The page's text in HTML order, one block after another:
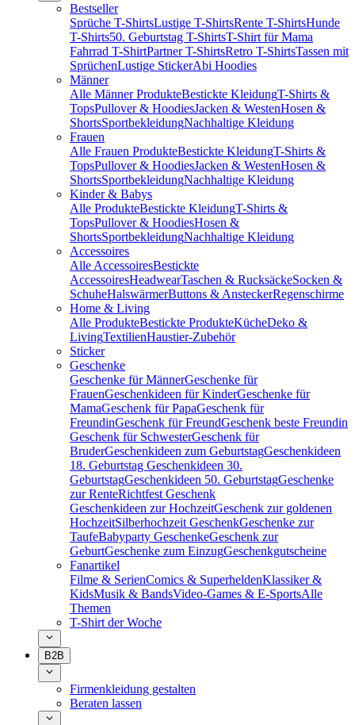
Bestseller
Sprüche T-ShirtsLustige T-ShirtsRente T-ShirtsHunde
T-Shirts50. Geburtstag T-ShirtsT-Shirt für Mama
Fahrrad T-ShirtPartner T-ShirtsRetro T-ShirtsTassen mit
SprüchenLustige StickerAbi Hoodies
Männer
Alle Männer ProdukteBestickte KleidungT-Shirts &
TopsPullover & HoodiesJacken & WestenHosen &
ShortsSportbekleidungNachhaltige Kleidung
Frauen
Alle Frauen ProdukteBestickte KleidungT-Shirts &
TopsPullover & HoodiesJacken & WestenHosen &
ShortsSportbekleidungNachhaltige Kleidung
Kinder & Babys
Alle ProdukteBestickte KleidungT-Shirts &
TopsPullover & HoodiesHosen &
ShortsSportbekleidungNachhaltige Kleidung
Accessoires
Alle AccessoiresBestickte
AccessoiresHeadwearTaschen & RucksäckeSocken &
SchuheHalswärmerButtons & AnsteckerRegenschirme
Home & Living
Alle ProdukteBestickte ProdukteKücheDeko &
LivingTextilienHaustier-Zubehör
Sticker
Geschenke
Geschenke für MännerGeschenke für
FrauenGeschenkideen für KinderGeschenke für
MamaGeschenk für PapaGeschenk für
FreundinGeschenk für FreundGeschenk beste Freundin
Geschenk für SchwesterGeschenk für
BruderGeschenkideen zum GeburtstagGeschenkideen
18. Geburtstag Geschenkideen 30.
GeburtstagGeschenkideen 50. GeburtstagGeschenke
zur RenteRichtfest Geschenk
Geschenkideen zur HochzeitGeschenk zur goldenen
HochzeitSilberhochzeit GeschenkGeschenke zur
TaufeBabyparty GeschenkeGeschenk zur
GeburtGeschenke zum EinzugGeschenkgutscheine
Fanartikel
Filme & SerienComics & SuperheldenKlassiker &
KidsMusik & BandsVideo-Games & E-SportsAlle
Themen
T-Shirt der Woche
B2B
Firmenkleidung gestalten
Beraten lassen